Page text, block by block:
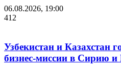
06.08.2026, 19:00
412
Узбекистан и Казахстан
бизнес-миссии в Сирию